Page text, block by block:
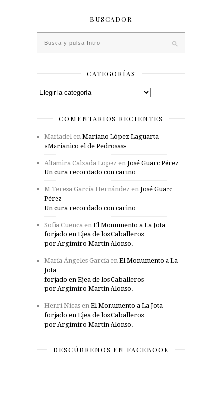
BUSCADOR
CATEGORÍAS
Categorías
COMENTARIOS RECIENTES
Mariadel en Mariano López Laguarta
«Marianico el de Pedrosas»
Altamira Calzada Lopez en José Guarc Pérez
Un cura recordado con cariño
M Teresa García Hernández en José Guarc
Pérez
Un cura recordado con cariño
Sofía Cuenca en El Monumento a La Jota
forjado en Ejea de los Caballeros
por Argimiro Martín Alonso.
María Ángeles García en El Monumento a La
Jota
forjado en Ejea de los Caballeros
por Argimiro Martín Alonso.
Henri Nicas en El Monumento a La Jota
forjado en Ejea de los Caballeros
por Argimiro Martín Alonso.
DESCÚBRENOS EN FACEBOOK